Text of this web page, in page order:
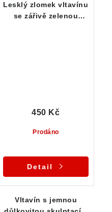
Lesklý zlomek vltavínu
se zářivě zelenou
Prodáno
450 Kč
Detail
Vltavín s jemnou